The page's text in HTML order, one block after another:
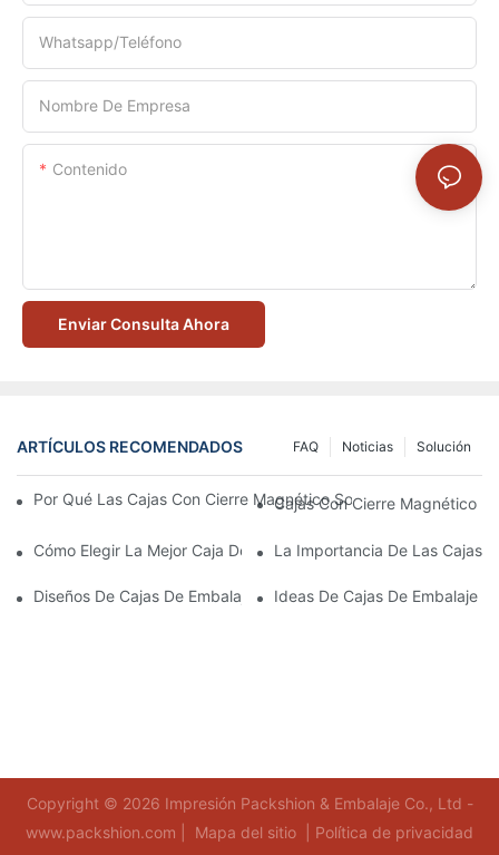
Whatsapp/Teléfono
Nombre De Empresa
Contenido
Enviar Consulta Ahora
ARTÍCULOS RECOMENDADOS Solución
Noticias
FAQ
Por Qué Las Cajas Con Cierre Magnético Son La Mejor Opción
Cajas Con Cierre Magnético
Cómo Elegir La Mejor Caja De Embalaje Para Productos De
La Importancia De Las Cajas
Diseños De Cajas De Embalaje Para Productos De Cuidado
Ideas De Cajas De Embalaje
Copyright © 2026 Impresión Packshion & Embalaje Co., Ltd -
www.packshion.com |
Mapa del sitio Política de privacidad